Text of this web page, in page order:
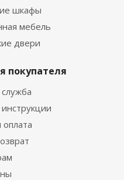
шкафы
мебель
двери
покупателя
оплата